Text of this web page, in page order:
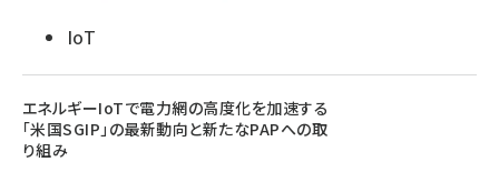
IoT
エネルギーIoTで電力網の高度化を加速する
「米国SGIP」の最新動向と新たなPAPへの取
り組み